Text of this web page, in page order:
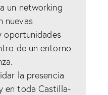
un networking
nuevas
oportunidades
de un entorno
la presencia
en toda Castilla-